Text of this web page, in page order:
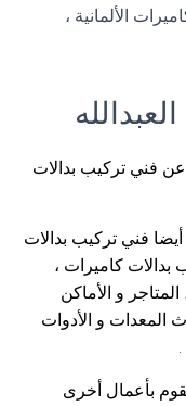
الألمانية ،
فني تركيب بدالات
فني تركيب بدالات
بدالات كاميرات ،
و الأماكن
المعدات و الأدوات
بأعمال أخرى